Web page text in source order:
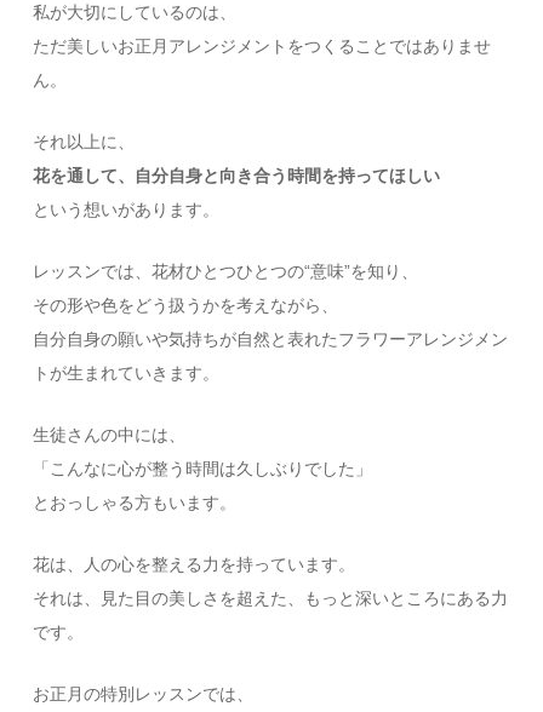
私が大切にしているのは、
ただ美しいお正月アレンジメントをつくることではありませ
ん。
それ以上に、
花を通して、自分自身と向き合う時間を持ってほしい
という想いがあります。
レッスンでは、花材ひとつひとつの“意味”を知り、
その形や色をどう扱うかを考えながら、
自分自身の願いや気持ちが自然と表れたフラワーアレンジメン
トが生まれていきます。
生徒さんの中には、
「こんなに心が整う時間は久しぶりでした」
とおっしゃる方もいます。
花は、人の心を整える力を持っています。
それは、見た目の美しさを超えた、もっと深いところにある力
です。
お正月の特別レッスンでは、